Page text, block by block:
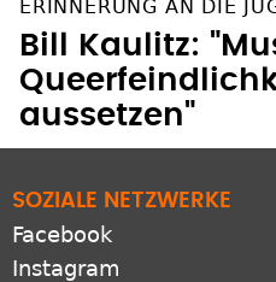
ERINNERUNG AN DIE
Bill Kaulitz:
aussetzen"
SOZIALE NETZWERKE
Facebook
Instagram